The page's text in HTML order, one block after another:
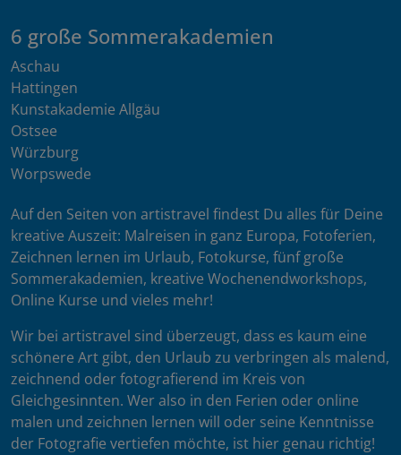
6 große Sommerakademien
Aschau
Hattingen
Kunstakademie Allgäu
Ostsee
Würzburg
Worpswede
Auf den Seiten von artistravel findest Du alles für Deine
kreative Auszeit: Malreisen in ganz Europa, Fotoferien,
Zeichnen lernen im Urlaub, Fotokurse, fünf große
Sommerakademien, kreative Wochenendworkshops,
Online Kurse und vieles mehr!
Wir bei artistravel sind überzeugt, dass es kaum eine
schönere Art gibt, den Urlaub zu verbringen als malend,
zeichnend oder fotografierend im Kreis von
Gleichgesinnten. Wer also in den Ferien oder online
malen und zeichnen lernen will oder seine Kenntnisse
der Fotografie vertiefen möchte, ist hier genau richtig!